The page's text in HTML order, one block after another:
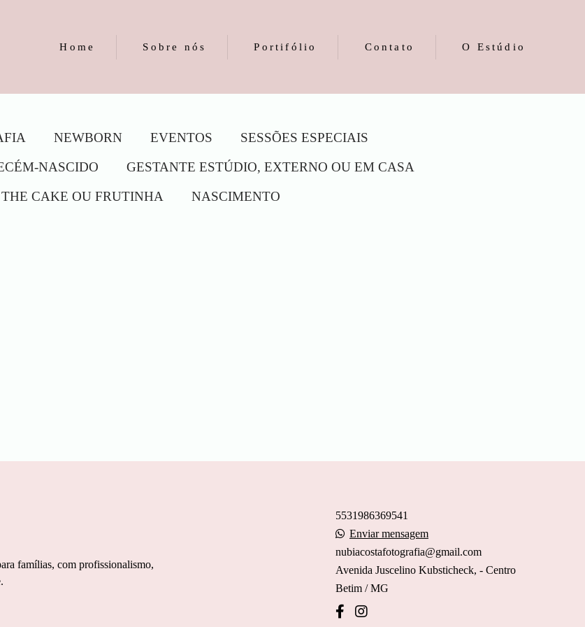
Home Sobre nós Portifólio Contato O Estúdio
NEWBORN EVENTOS
SESSÕES ESPECIAIS
NASCIDO
GESTANTE ESTÚDIO, EXTERNO OU EM CASA
CAKE OU FRUTINHA
NASCIMENTO
famílias, com profissionalismo,
5531986369541
Enviar mensagem
nubiacostafotografia@gmail.com
Avenida Juscelino Kubsticheck, - Centro
Betim / MG